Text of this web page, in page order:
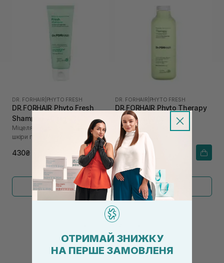
DR. FORHAIR PHYTO FRESH
DR.FORHAIR Phyto Fresh
Shampoo 70 мл
Міцелярний шампунь для жирної
шкіри голови
430₴
DR. FORHAIR PHYTO FRESH
DR.FORHAIR Phyto Therapy
Treatment 300 мл
Фітотерапевтична маска-
кондиціонер для волосся
760₴
Показати більше
ОТРИМАЙ ЗНИЖКУ
НА ПЕРШЕ ЗАМОВЛЕНЯ